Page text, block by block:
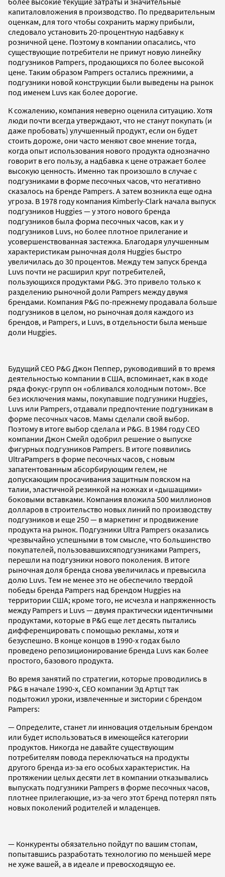
капиталовложения в производство. По предварительным
оценкам, для того чтобы сохранить маржу прибыли,
следовало установить 20-процентную надбавку к
розничной цене. Поэтому в компании опасались, что
существующие потребители не примут новую линейку
подгузников Pampers, продающихся по более высокой
цене. Таким образом Pampers остались прежними, а
подгузники новой конструкции были выведены на рынок
под именем Luvs как более дорогие.
К сожалению, компания неверно оценила ситуацию. Хотя
люди почти всегда утверждают, что не станут покупать (и
даже пробовать) улучшенный продукт, если он будет
стоить дороже, они часто меняют свое мнение тогда,
когда опыт использования нового продукта однозначно
говорит в его пользу, а надбавка к цене отражает более
высокую ценность. Именно так произошло в случае с
подгузниками в форме песочных часов, что негативно
сказалось на бренде Pampers. А затем возникла еще одна
угроза. В 1978 году компания Kimberly-Clark начала выпуск
подгузников Huggies — у этого нового бренда
подгузников была форма песочных часов, как и у
подгузников Luvs, но более плотное прилегание и
усовершенствованная застежка. Благодаря улучшенным
характеристикам рыночная доля Huggies быстро
увеличилась до 30 процентов. Между тем запуск бренда
Luvs почти не расширил круг потребителей,
пользующихся продуктами P&G. Это привело только к
разделению рыночной доли Pampers между двумя
брендами. Компания P&G по-прежнему продавала больше
подгузников в целом, но рыночная доля каждого из
брендов, и Pampers, и Luvs, в отдельности была меньше
доли Huggies.
Будущий СЕО P&G Джон Пеппер, руководивший в то время
деятельностью компании в США, вспоминает, как в ходе
ряда фокус-групп он «обливался холодным потом». Все
без исключения мамы, покупавшие подгузники Huggies,
Luvs или Pampers, отдавали предпочтение подгузникам в
форме песочных часов. Мамы сделали свой выбор.
Поэтому в итоге выбор сделала и P&G. В 1984 году CEO
компании Джон Смейл одобрил решение о выпуске
фигурных подгузников Pampers. В итоге появились
UltraPampers в форме песочных часов, с новым
запатентованным абсорбирующим гелем, не
допускающим просачивания защитным пояском на
талии, эластичной резинкой на ножках и «дышащими»
боковыми вставками. Компания вложила 500 миллионов
долларов в строительство новых линий по производству
подгузников и еще 250 — в маркетинг и продвижение
продукта на рынок. Подгузники Ultra Pampers оказались
чрезвычайно успешными в том смысле, что большинство
покупателей, пользовавшихсяподгузниками Pampers,
перешли на подгузники нового поколения. В итоге
рыночная доля бренда снова увеличилась и превысила
долю Luvs. Тем не менее это не обеспечило твердой
победы бренда Pampers над брендом Huggies на
территории США; кроме того, не исчезла и напряженность
между Pampers и Luvs — двумя практически идентичными
продуктами, которые в P&G еще лет десять пытались
дифференцировать с помощью рекламы, хотя и
безуспешно. В конце концов в 1990-х годах было
проведено репозиционирование бренда Luvs как более
простого, базового продукта.
Во время занятий по стратегии, которые проводились в
P&G в начале 1990-х, СЕО компании Эд Артцт так
подытожил уроки, извлеченные и зистории с брендом
Pampers:
— Определите, станет ли инновация отдельным брендом
или будет использоваться в имеющейся категории
продуктов. Никогда не давайте существующим
потребителям повода переключаться на продукты
другого бренда из-за его особых характеристик. На
протяжении целых десяти лет в компании отказывались
выпускать подгузники Pampers в форме песочных часов,
плотнее прилегающие, из-за чего этот бренд потерял пять
новых поколений родителей и младенцев.
— Конкуренты обязательно пойдут по вашим стопам,
попытавшись разработать технологию по меньшей мере
не хуже вашей, а в идеале и превосходящую ее.